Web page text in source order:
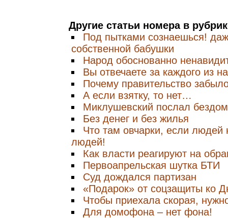
Другие статьи номера в
Под пытками сознаешься!
собственной бабушки
Народ обоснованно
Вы отвечаете за каждого из
Почему правительство
А если взятку, то нет…
Миклушевский послал
Без денег и без жилья
Что там овчарки, если людей
людей!
Как власти реагируют на
Первоапрельская шутка БТИ
Суд дождался партизан
«Подарок» от соцзащиты ко
Чтобы приехала скорая,
Для домофона – нет фона!